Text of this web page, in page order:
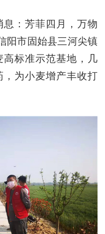
：芳菲四月，万物
阳市固始县三河尖镇
标准示范基地，几
为小麦增产丰收打